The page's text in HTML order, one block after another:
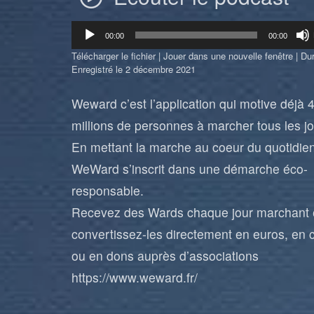
Lecteur
audio
00:00 00:00
Télécharger le fichier| Jouer dans une nouvelle fenêtre |
Enregistré le 2 décembre 2021
Weward c’est l’application qui motive déjà ‍4
millions de personnes à marcher tous les
En mettant la marche au coeur du
WeWard s’inscrit dans une démarche éco-
responsable.
Recevez des Wards chaque jour marchant
convertissez-les directement en euros, en
ou en dons auprès d’associations
https://www.weward.fr/